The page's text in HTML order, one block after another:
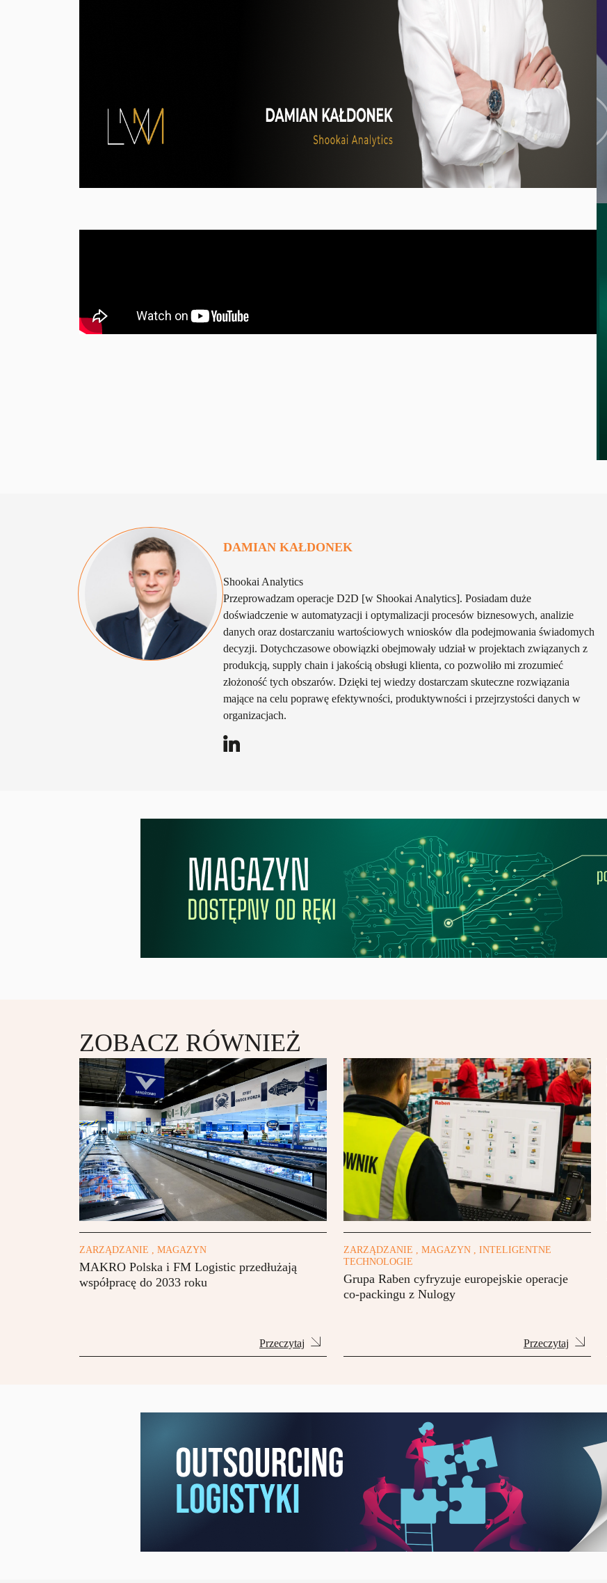
DAMIAN KAŁDONEK
Shookai Analytics
Przeprowadzam operacje D2D [w Shookai Analytics]. Posiadam duże
doświadczenie w automatyzacji i optymalizacji procesów biznesowych, analizie
danych oraz dostarczaniu wartościowych wniosków dla podejmowania świadomych
decyzji. Dotychczasowe obowiązki obejmowały udział w projektach związanych z
produkcją, supply chain i jakością obsługi klienta, co pozwoliło mi zrozumieć
złożoność tych obszarów. Dzięki tej wiedzy dostarczam skuteczne rozwiązania
mające na celu poprawę efektywności, produktywności i przejrzystości danych w
organizacjach.
ZOBACZ RÓWNIEŻ
ZARZĄDZANIE , MAGAZYN
MAKRO Polska i FM Logistic przedłużają
współpracę do 2033 roku
Przeczytaj
ZARZĄDZANIE , MAGAZYN , INTELIGENTNE
TECHNOLOGIE
Grupa Raben cyfryzuje europejskie operacje
co-packingu z Nulogy
Przeczytaj